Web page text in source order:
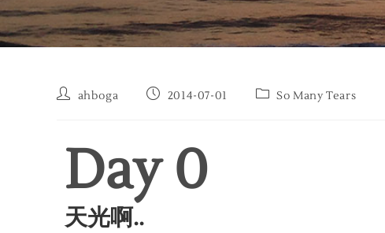
ahboga 2014-07-01 So Many Tears
Day 0
天光啊..